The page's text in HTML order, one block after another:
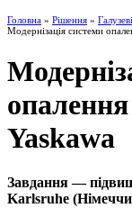
Головна » Рішення »
Модернізація системи
Yaskawa
Завдання —
Karlsruhe